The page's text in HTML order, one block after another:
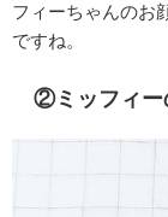
フィーちゃんのお
ですね。
②ミッフィー